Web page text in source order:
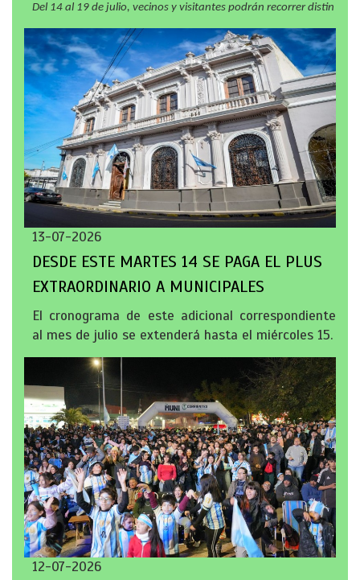
Del 14 al 19 de julio, vecinos y visitantes podrán recorrer distin
13-07-2026
DESDE ESTE MARTES 14 SE PAGA EL PLUS
EXTRAORDINARIO A MUNICIPALES
El cronograma de este adicional correspondiente
al mes de julio se extenderá hasta el miércoles 15.
12-07-2026